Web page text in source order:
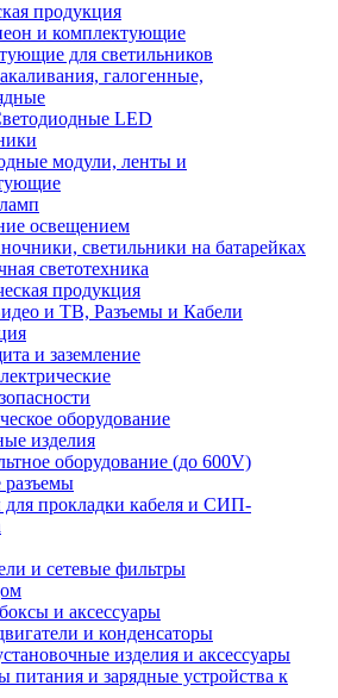
продукция
и комплектующие
для светильников
галогенные,
LED
модули, ленты и
освещением
светильники на батарейках
светотехника
продукция
и ТВ, Разъемы и Кабели
и заземление
оборудование
изделия
оборудование (до 600V)
прокладки кабеля и СИП-
и сетевые фильтры
и аксессуары
и конденсаторы
изделия и аксессуары
питания и зарядные устройства к